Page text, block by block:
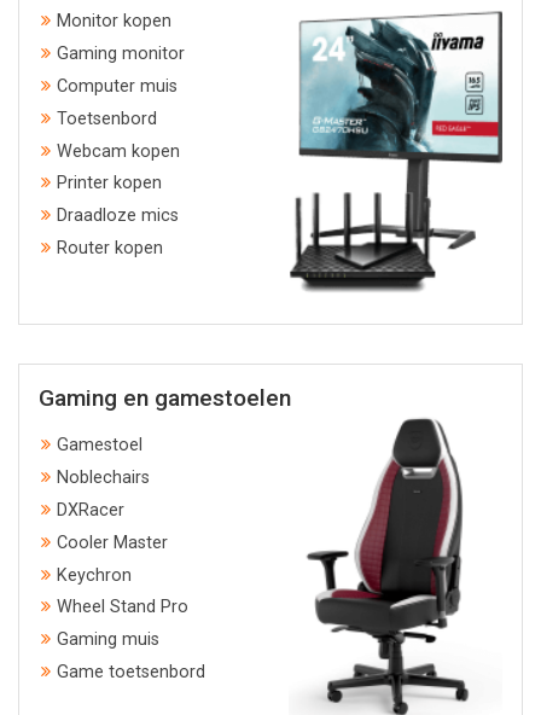
Monitor kopen
Gaming monitor
Computer muis
Toetsenbord
Webcam kopen
Printer kopen
Draadloze mics
Router kopen
Gaming en gamestoelen
Gamestoel
Noblechairs
DXRacer
Cooler Master
Keychron
Wheel Stand Pro
Gaming muis
Game toetsenbord